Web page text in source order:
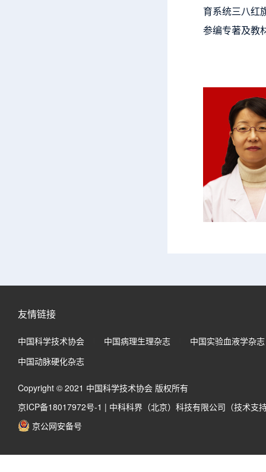
育系统三八红
参编专著及教
友情链接
中国科学技术协会 中国病理生理杂志
中国实验血液学杂志
中国动脉硬化杂志
Copyright © 2021 中国科学技术协会 版权所有
京ICP备18017972号-1 | 中科科界（北京）科技有限公司（技术支
京公网安备号